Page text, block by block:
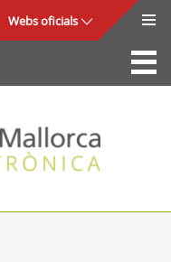
Webs oficials
La Seu
Consell de Mallorca
Accés i seguretat
Utilitats